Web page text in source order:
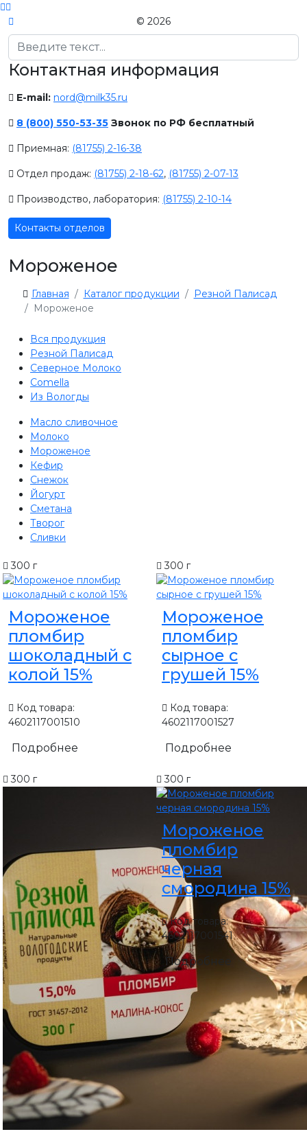
© 2026
Поиск
Контактная информация
E-mail: nord@milk35.ru
8 (800) 550-53-35 Звонок по РФ бесплатный
Приемная: (81755) 2-16-38
Отдел продаж: (81755) 2-18-62, (81755) 2-07-13
Производство, лаборатория: (81755) 2-10-14
Контакты отделов
Мороженое
Главная Каталог продукции
Резной Палисад
Мороженое
Вся продукция
Резной Палисад
Северное Молоко
Comеlla
Из Вологды
Масло сливочное
Молоко
Мороженое
Кефир
Снежок
Йогурт
Сметана
Творог
Сливки
300 г
Мороженое
пломбир
шоколадный с
колой 15%
Код товара:
4602117001510
Подробнее
300 г
Мороженое
пломбир
сырное с
грушей 15%
Код товара:
4602117001527
Подробнее
300 г 300 г
Мороженое
пломбир
черная
смородина 15%
Код товара:
4602117001541
Подробнее